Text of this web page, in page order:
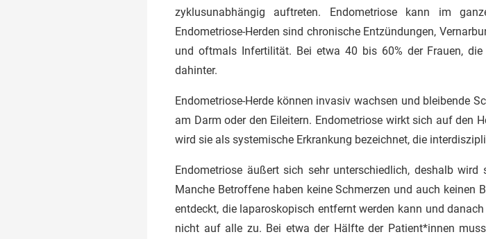
zyklusunabhängig auftreten. Endometriose kann im
Endometriose-Herden sind chronische Entzündungen,
und oftmals Infertilität. Bei etwa 40 bis 60% der Frauen,
dahinter.
Endometriose-Herde können invasiv wachsen und bleibende
am Darm oder den Eileitern. Endometriose wirkt sich auf den
wird sie als systemische Erkrankung bezeichnet, die
Endometriose äußert sich sehr unterschiedlich, deshalb
Manche Betroffene haben keine Schmerzen und auch keinen
entdeckt, die laparoskopisch entfernt werden kann und
nicht auf alle zu. Bei etwa der Hälfte der Patient*innen